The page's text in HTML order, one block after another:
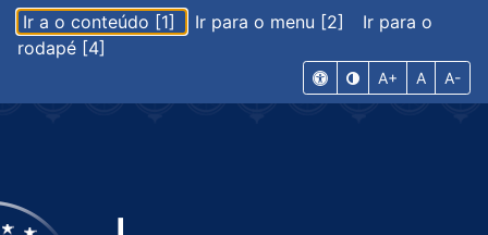
Ir a o conteúdo [1] Ir para o menu [2]
Ir para o
rodapé [4]
A+ A A-